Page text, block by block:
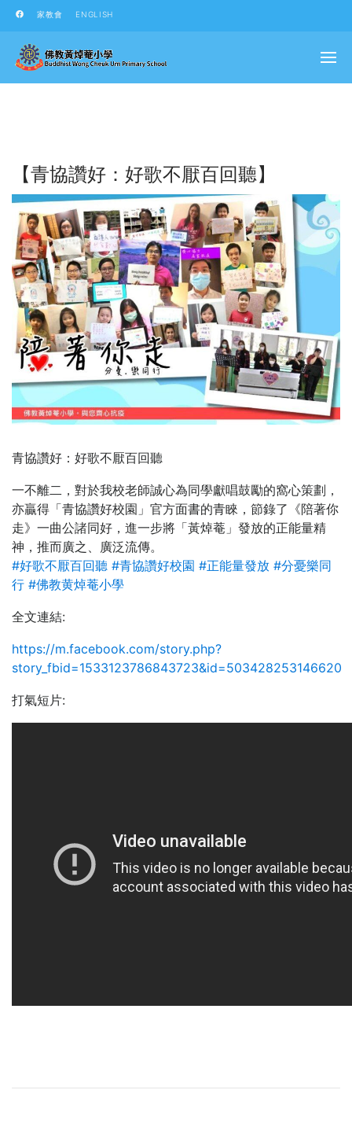
家教會 ENGLISH
【青協讚好：好歌不厭百回聽】
青協讚好：好歌不厭百回聽
一不離二，對於我校老師誠心為同學獻唱鼓勵的窩心策劃，
亦贏得「青協讚好校園」官方面書的青睞，節錄了《陪著你
走》一曲公諸同好，進一步將「黃焯菴」發放的正能量精
神，推而廣之、廣泛流傳。
#好歌不厭百回聽 #青協讚好校園 #正能量發放 #分憂樂同
行 #佛教黄焯菴小學
全文連結:
https://m.facebook.com/story.php?
story_fbid=1533123786843723&id=503428253146620
打氣短片: